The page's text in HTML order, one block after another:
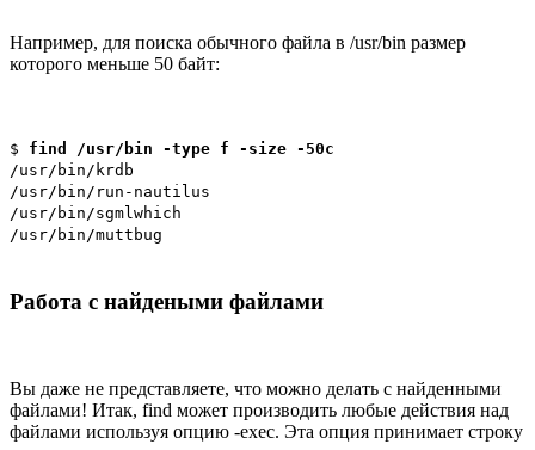
Например, для поиска обычного файла в /usr/bin размер
которого меньше 50 байт:
$ find /usr/bin -type f -size -50c
/usr/bin/krdb
/usr/bin/run-nautilus
/usr/bin/sgmlwhich
/usr/bin/muttbug
Работа с найдеными файлами
Вы даже не представляете, что можно делать с найденными
файлами! Итак, find может производить любые действия над
файлами используя опцию -exec. Эта опция принимает строку